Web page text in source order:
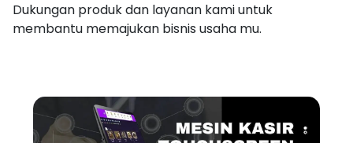
Dukungan produk dan layanan kami untuk
membantu memajukan bisnis usaha mu.